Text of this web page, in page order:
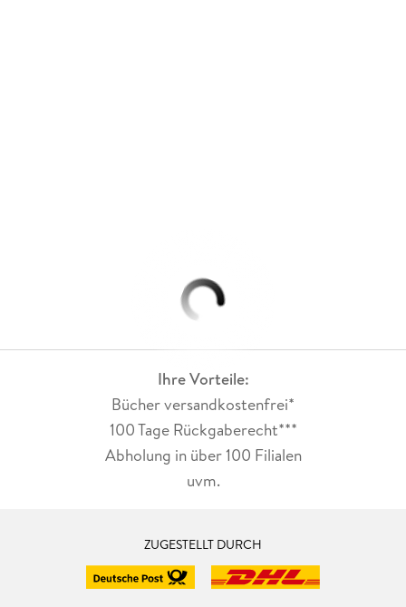
Ihre Vorteile:
Bücher versandkostenfrei*
100 Tage Rückgaberecht***
Abholung in über 100 Filialen
uvm.
ZUGESTELLT DURCH